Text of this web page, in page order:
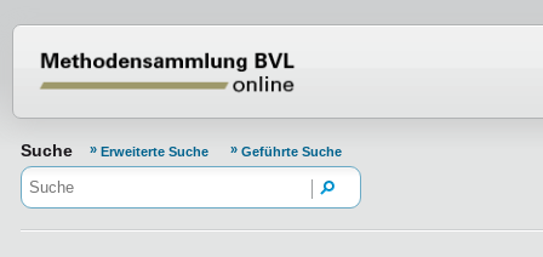
Suche Erweiterte Suche Geführte Suche